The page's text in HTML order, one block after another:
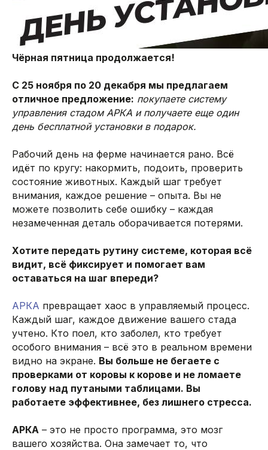
Чёрная пятница продолжается!
С 25 ноября по 20 декабря мы предлагаем
отличное предложение: покупаете систему
управления стадом АРКА и получаете еще один
день бесплатной установки в подарок.
Рабочий день на ферме начинается рано. Всё
идёт по кругу: накормить, подоить, проверить
состояние животных. Каждый шаг требует
внимания, каждое решение – опыта. Вы не
можете позволить себе ошибку – каждая
незамеченная деталь оборачивается потерями.
Хотите передать рутину системе, которая всё
видит, всё фиксирует и помогает вам
оставаться на шаг впереди?
АРКА превращает хаос в управляемый процесс.
Каждый шаг, каждое движение вашего стада
учтено. Кто поел, кто заболел, кто требует
особого внимания – всё это в реальном времени
видно на экране. Вы больше не бегаете с
проверками от коровы к корове и не ломаете
голову над путаными таблицами. Вы
работаете эффективнее, без лишнего стресса.
АРКА – это не просто программа, это мозг
вашего хозяйства. Она замечает то, что